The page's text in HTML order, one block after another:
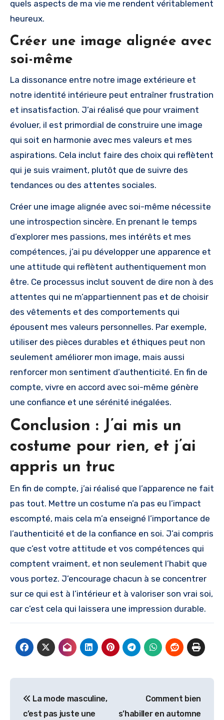
quels aspects de ma vie me rendent véritablement
heureux.
Créer une image alignée avec
soi-même
La dissonance entre notre image extérieure et
notre identité intérieure peut entraîner frustration
et insatisfaction. J’ai réalisé que pour vraiment
évoluer, il est primordial de construire une image
qui soit en harmonie avec mes valeurs et mes
aspirations. Cela inclut faire des choix qui reflètent
qui je suis vraiment, plutôt que de suivre des
tendances ou des attentes sociales.
Créer une image alignée avec soi-même nécessite
une introspection sincère. En prenant le temps
d’explorer mes passions, mes intérêts et mes
compétences, j’ai pu développer une apparence et
une attitude qui reflètent authentiquement mon
être. Ce processus inclut souvent de dire non à des
attentes qui ne m’appartiennent pas et de choisir
des vêtements et des comportements qui
épousent mes valeurs personnelles. Par exemple,
utiliser des pièces durables et éthiques peut non
seulement améliorer mon image, mais aussi
renforcer mon sentiment d’authenticité. En fin de
compte, vivre en accord avec soi-même génère
une confiance et une sérénité inégalées.
Conclusion : J’ai mis un
costume pour rien, et j’ai
appris un truc
En fin de compte, j’ai réalisé que l’apparence ne fait
pas tout. Mettre un costume n’a pas eu l’impact
escompté, mais cela m’a enseigné l’importance de
l’authenticité et de la confiance en soi. J’ai compris
que c’est votre attitude et vos compétences qui
comptent vraiment, et non seulement l’habit que
vous portez. J’encourage chacun à se concentrer
sur ce qui est à l’intérieur et à valoriser son vrai soi,
car c’est cela qui laissera une impression durable.
de
La mode masculine,
c’est pas juste une
Comment bien
s’habiller en automne